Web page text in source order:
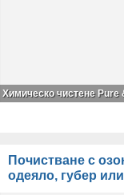
Химическо чистене Pure
Почистване с
одеяло, губер